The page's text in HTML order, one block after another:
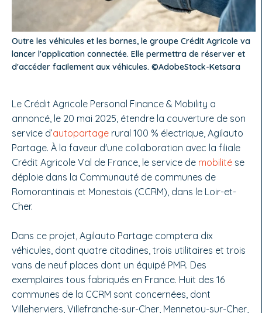
Outre les véhicules et les bornes, le groupe Crédit Agricole va
lancer l'application connectée. Elle permettra de réserver et
d'accéder facilement aux véhicules. ©AdobeStock-Ketsara
Le Crédit Agricole Personal Finance & Mobility a
annoncé, le 20 mai 2025, étendre la couverture de son
service d’autopartage rural 100 % électrique, Agilauto
Partage. À la faveur d'une collaboration avec la filiale
Crédit Agricole Val de France, le service de mobilité se
déploie dans la Communauté de communes de
Romorantinais et Monestois (CCRM), dans le Loir-et-
Cher.
Dans ce projet, Agilauto Partage comptera dix
véhicules, dont quatre citadines, trois utilitaires et trois
vans de neuf places dont un équipé PMR. Des
exemplaires tous fabriqués en France. Huit des 16
communes de la CCRM sont concernées, dont
Villeherviers, Villefranche-sur-Cher, Mennetou-sur-Cher,